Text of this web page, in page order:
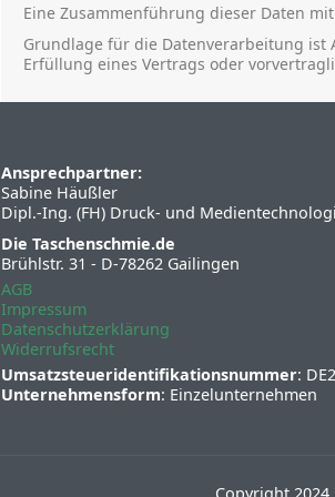
Eine Zusammenführung dieser Daten
Grundlage für die Datenverarbeitung ist
Erfüllung eines Vertrags oder
Ansprechpartner:
Sabine Häußler
Dipl.-Ing. (FH) Druck- und
Die Taschenschmie.de
Brühlstr. 31 - D-78262 Gailingen
AGB
Impressum
Datenschutzerklärung
Widerrufsrecht
Umsatzsteueridentifikationsnummer:
Unternehmensform: Einzelunternehmen